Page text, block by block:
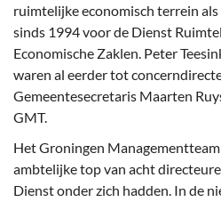
ruimtelijke economisch terrein
sinds 1994 voor de Dienst
Economische Zaklen. Peter
waren al eerder tot
Gemeentesecretaris Maarten
GMT.
Het Groningen
ambtelijke top van acht
Dienst onder zich hadden. In de